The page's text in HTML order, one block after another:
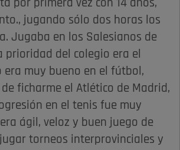
por primera vez con 14 años,
jugando sólo dos horas los
Jugaba en los Salesianos de
prioridad del colegio era el
era muy bueno en el fútbol,
ficharme el Atlético de Madrid,
en el tenis fue muy
ágil, veloz y buen juego de
jugar torneos interprovinciales y